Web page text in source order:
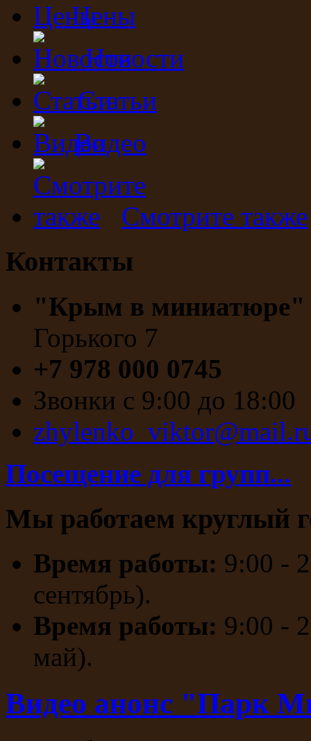
Цены
Новости
Статьи
Видео
Смотрите также
Контакты
"Крым в
Горького 7
+7 978 000 0745
Звонки с 9:00 до 18:00
Посещение для групп...
Мы работаем круглый
Время работы: 9:00 -
сентябрь).
Время работы: 9:00 -
май).
Видео анонс "Парк